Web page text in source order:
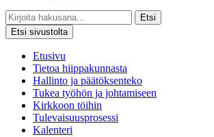
Etsi
Etsi sivustolta
Etusivu
Tietoa hiippakunnasta
Hallinto ja päätöksenteko
Tukea työhön ja johtamiseen
Kirkkoon töihin
Tulevaisuusprosessi
Kalenteri